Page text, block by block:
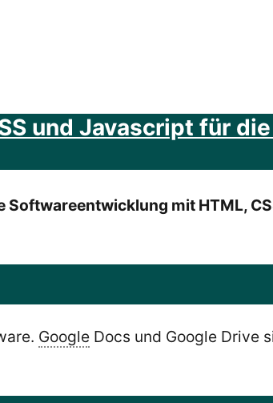
und Javascript für
mit HTML,
Google Docs und Google Drive